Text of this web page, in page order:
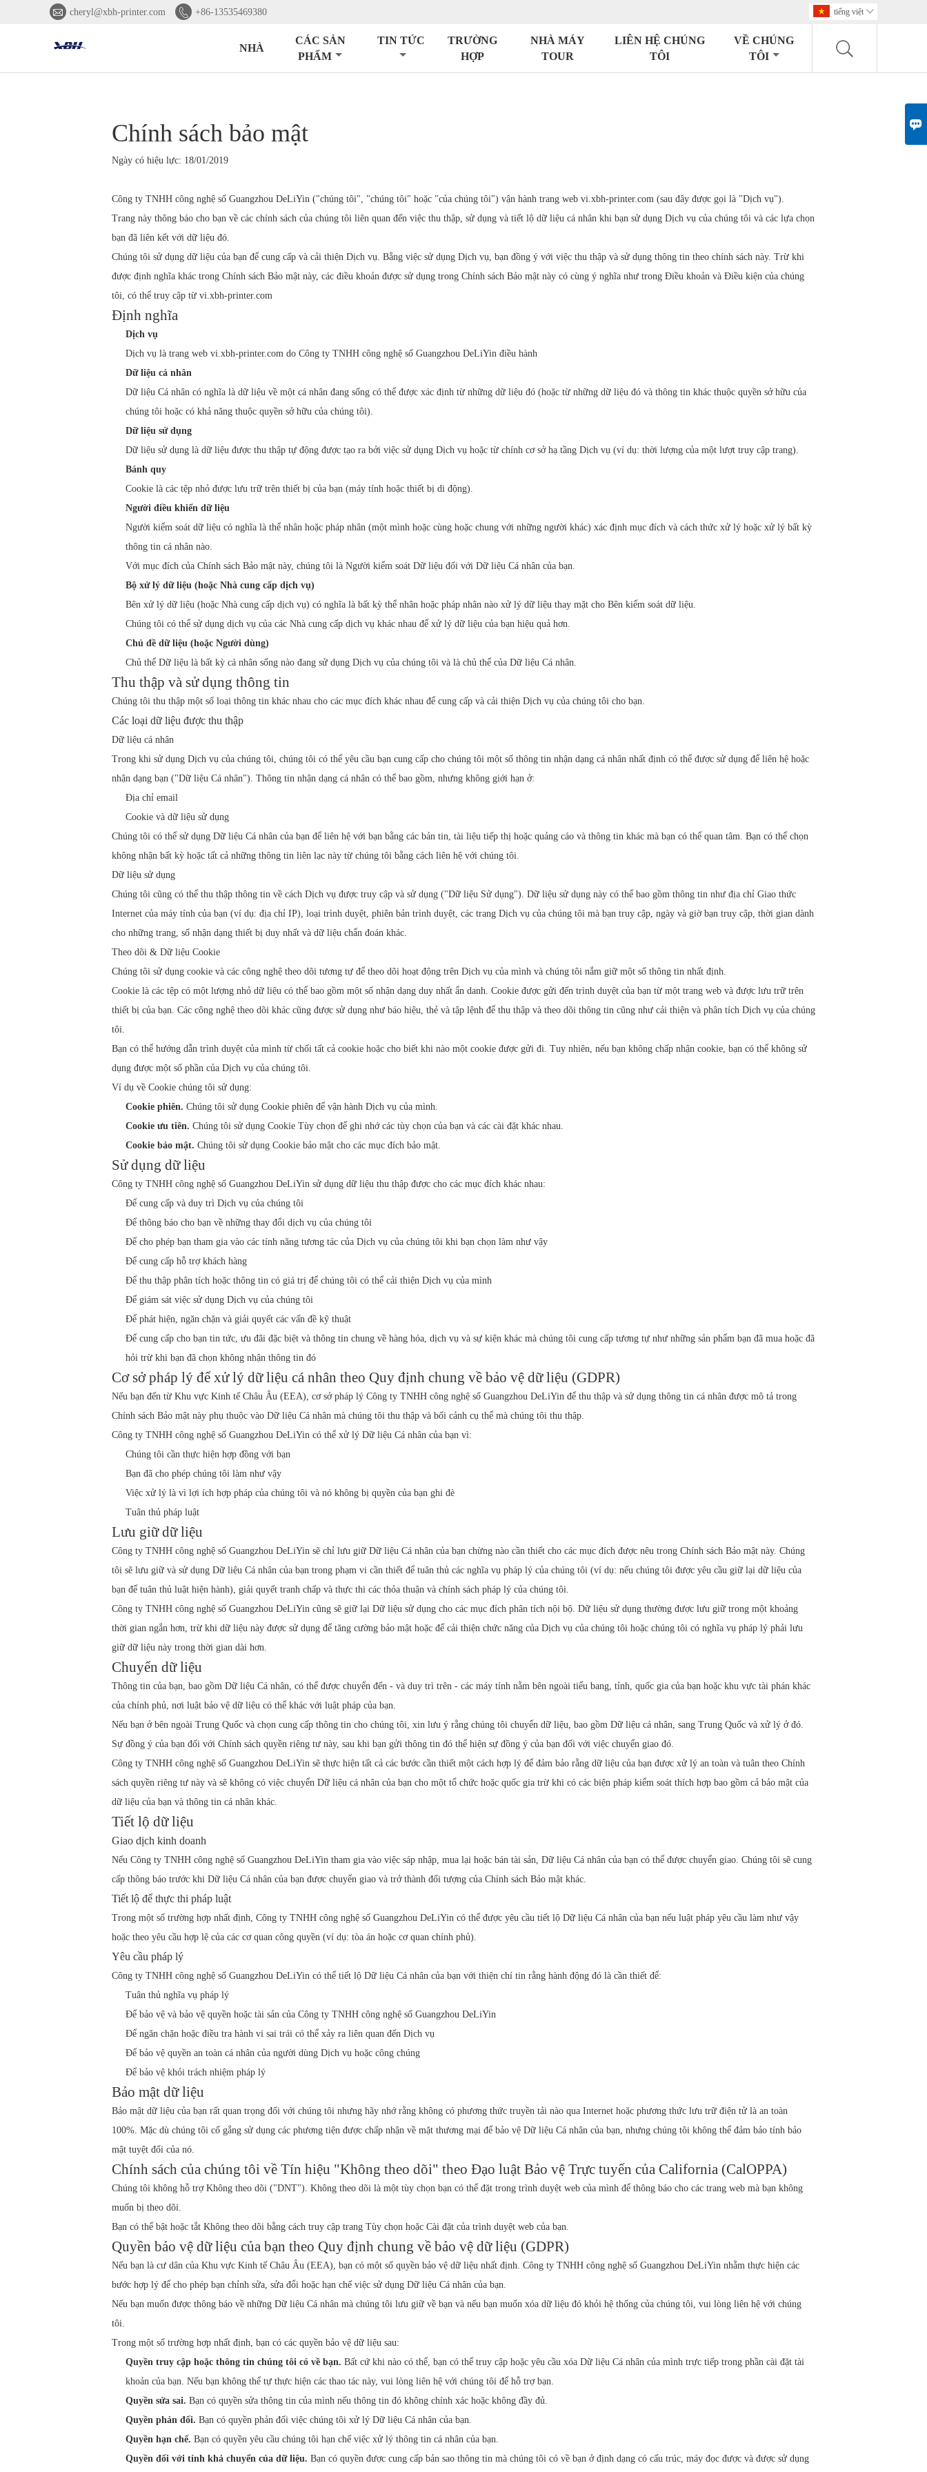

 cheryl@xbh-printer.com  +86-13535469380 tiếng việt 
NHÀ
CÁC SẢN
PHẨM
TIN TỨC
TRƯỜNG
HỢP
NHÀ MÁY
TOUR
LIÊN HỆ CHÚNG
TÔI
VỀ CHÚNG
TÔI
Chính sách bảo mật
Ngày có hiệu lực: 18/01/2019
Công ty TNHH công nghệ số Guangzhou DeLiYin ("chúng tôi", "chúng tôi" hoặc "của chúng tôi") vận hành trang web vi.xbh-printer.com (sau đây được gọi là "Dịch vụ").
Trang này thông báo cho bạn về các chính sách của chúng tôi liên quan đến việc thu thập, sử dụng và tiết lộ dữ liệu cá nhân khi bạn sử dụng Dịch vụ của chúng tôi và các lựa chọn
bạn đã liên kết với dữ liệu đó.
Chúng tôi sử dụng dữ liệu của bạn để cung cấp và cải thiện Dịch vụ. Bằng việc sử dụng Dịch vụ, bạn đồng ý với việc thu thập và sử dụng thông tin theo chính sách này. Trừ khi
được định nghĩa khác trong Chính sách Bảo mật này, các điều khoản được sử dụng trong Chính sách Bảo mật này có cùng ý nghĩa như trong Điều khoản và Điều kiện của chúng
tôi, có thể truy cập từ vi.xbh-printer.com
Định nghĩa
Dịch vụ
Dịch vụ là trang web vi.xbh-printer.com do Công ty TNHH công nghệ số Guangzhou DeLiYin điều hành
Dữ liệu cá nhân
Dữ liệu Cá nhân có nghĩa là dữ liệu về một cá nhân đang sống có thể được xác định từ những dữ liệu đó (hoặc từ những dữ liệu đó và thông tin khác thuộc quyền sở hữu của
chúng tôi hoặc có khả năng thuộc quyền sở hữu của chúng tôi).
Dữ liệu sử dụng
Dữ liệu sử dụng là dữ liệu được thu thập tự động được tạo ra bởi việc sử dụng Dịch vụ hoặc từ chính cơ sở hạ tầng Dịch vụ (ví dụ: thời lượng của một lượt truy cập trang).
Bánh quy
Cookie là các tệp nhỏ được lưu trữ trên thiết bị của bạn (máy tính hoặc thiết bị di động).
Người điều khiển dữ liệu
Người kiểm soát dữ liệu có nghĩa là thể nhân hoặc pháp nhân (một mình hoặc cùng hoặc chung với những người khác) xác định mục đích và cách thức xử lý hoặc xử lý bất kỳ
thông tin cá nhân nào.
Với mục đích của Chính sách Bảo mật này, chúng tôi là Người kiểm soát Dữ liệu đối với Dữ liệu Cá nhân của bạn.
Bộ xử lý dữ liệu (hoặc Nhà cung cấp dịch vụ)
Bên xử lý dữ liệu (hoặc Nhà cung cấp dịch vụ) có nghĩa là bất kỳ thể nhân hoặc pháp nhân nào xử lý dữ liệu thay mặt cho Bên kiểm soát dữ liệu.
Chúng tôi có thể sử dụng dịch vụ của các Nhà cung cấp dịch vụ khác nhau để xử lý dữ liệu của bạn hiệu quả hơn.
Chủ đề dữ liệu (hoặc Người dùng)
Chủ thể Dữ liệu là bất kỳ cá nhân sống nào đang sử dụng Dịch vụ của chúng tôi và là chủ thể của Dữ liệu Cá nhân.
Thu thập và sử dụng thông tin
Chúng tôi thu thập một số loại thông tin khác nhau cho các mục đích khác nhau để cung cấp và cải thiện Dịch vụ của chúng tôi cho bạn.
Các loại dữ liệu được thu thập
Dữ liệu cá nhân
Trong khi sử dụng Dịch vụ của chúng tôi, chúng tôi có thể yêu cầu bạn cung cấp cho chúng tôi một số thông tin nhận dạng cá nhân nhất định có thể được sử dụng để liên hệ hoặc
nhận dạng bạn ("Dữ liệu Cá nhân"). Thông tin nhận dạng cá nhân có thể bao gồm, nhưng không giới hạn ở:
Địa chỉ email
Cookie và dữ liệu sử dụng
Chúng tôi có thể sử dụng Dữ liệu Cá nhân của bạn để liên hệ với bạn bằng các bản tin, tài liệu tiếp thị hoặc quảng cáo và thông tin khác mà bạn có thể quan tâm. Bạn có thể chọn
không nhận bất kỳ hoặc tất cả những thông tin liên lạc này từ chúng tôi bằng cách liên hệ với chúng tôi.
Dữ liệu sử dụng
Chúng tôi cũng có thể thu thập thông tin về cách Dịch vụ được truy cập và sử dụng ("Dữ liệu Sử dụng"). Dữ liệu sử dụng này có thể bao gồm thông tin như địa chỉ Giao thức
Internet của máy tính của bạn (ví dụ: địa chỉ IP), loại trình duyệt, phiên bản trình duyệt, các trang Dịch vụ của chúng tôi mà bạn truy cập, ngày và giờ bạn truy cập, thời gian dành
cho những trang, số nhận dạng thiết bị duy nhất và dữ liệu chẩn đoán khác.
Theo dõi & Dữ liệu Cookie
Chúng tôi sử dụng cookie và các công nghệ theo dõi tương tự để theo dõi hoạt động trên Dịch vụ của mình và chúng tôi nắm giữ một số thông tin nhất định.
Cookie là các tệp có một lượng nhỏ dữ liệu có thể bao gồm một số nhận dạng duy nhất ẩn danh. Cookie được gửi đến trình duyệt của bạn từ một trang web và được lưu trữ trên
thiết bị của bạn. Các công nghệ theo dõi khác cũng được sử dụng như báo hiệu, thẻ và tập lệnh để thu thập và theo dõi thông tin cũng như cải thiện và phân tích Dịch vụ của chúng
tôi.
Bạn có thể hướng dẫn trình duyệt của mình từ chối tất cả cookie hoặc cho biết khi nào một cookie được gửi đi. Tuy nhiên, nếu bạn không chấp nhận cookie, bạn có thể không sử
dụng được một số phần của Dịch vụ của chúng tôi.
Ví dụ về Cookie chúng tôi sử dụng:
Cookie phiên. Chúng tôi sử dụng Cookie phiên để vận hành Dịch vụ của mình.
Cookie ưu tiên. Chúng tôi sử dụng Cookie Tùy chọn để ghi nhớ các tùy chọn của bạn và các cài đặt khác nhau.
Cookie bảo mật. Chúng tôi sử dụng Cookie bảo mật cho các mục đích bảo mật.
Sử dụng dữ liệu
Công ty TNHH công nghệ số Guangzhou DeLiYin sử dụng dữ liệu thu thập được cho các mục đích khác nhau:
Để cung cấp và duy trì Dịch vụ của chúng tôi
Để thông báo cho bạn về những thay đổi dịch vụ của chúng tôi
Để cho phép bạn tham gia vào các tính năng tương tác của Dịch vụ của chúng tôi khi bạn chọn làm như vậy
Để cung cấp hỗ trợ khách hàng
Để thu thập phân tích hoặc thông tin có giá trị để chúng tôi có thể cải thiện Dịch vụ của mình
Để giám sát việc sử dụng Dịch vụ của chúng tôi
Để phát hiện, ngăn chặn và giải quyết các vấn đề kỹ thuật
Để cung cấp cho bạn tin tức, ưu đãi đặc biệt và thông tin chung về hàng hóa, dịch vụ và sự kiện khác mà chúng tôi cung cấp tương tự như những sản phẩm bạn đã mua hoặc đã
hỏi trừ khi bạn đã chọn không nhận thông tin đó
Cơ sở pháp lý để xử lý dữ liệu cá nhân theo Quy định chung về bảo vệ dữ liệu (GDPR)
Nếu bạn đến từ Khu vực Kinh tế Châu Âu (EEA), cơ sở pháp lý Công ty TNHH công nghệ số Guangzhou DeLiYin để thu thập và sử dụng thông tin cá nhân được mô tả trong
Chính sách Bảo mật này phụ thuộc vào Dữ liệu Cá nhân mà chúng tôi thu thập và bối cảnh cụ thể mà chúng tôi thu thập.
Công ty TNHH công nghệ số Guangzhou DeLiYin có thể xử lý Dữ liệu Cá nhân của bạn vì:
Chúng tôi cần thực hiện hợp đồng với bạn
Bạn đã cho phép chúng tôi làm như vậy
Việc xử lý là vì lợi ích hợp pháp của chúng tôi và nó không bị quyền của bạn ghi đè
Tuân thủ pháp luật
Lưu giữ dữ liệu
Công ty TNHH công nghệ số Guangzhou DeLiYin sẽ chỉ lưu giữ Dữ liệu Cá nhân của bạn chừng nào cần thiết cho các mục đích được nêu trong Chính sách Bảo mật này. Chúng
tôi sẽ lưu giữ và sử dụng Dữ liệu Cá nhân của bạn trong phạm vi cần thiết để tuân thủ các nghĩa vụ pháp lý của chúng tôi (ví dụ: nếu chúng tôi được yêu cầu giữ lại dữ liệu của
bạn để tuân thủ luật hiện hành), giải quyết tranh chấp và thực thi các thỏa thuận và chính sách pháp lý của chúng tôi.
Công ty TNHH công nghệ số Guangzhou DeLiYin cũng sẽ giữ lại Dữ liệu sử dụng cho các mục đích phân tích nội bộ. Dữ liệu sử dụng thường được lưu giữ trong một khoảng
thời gian ngắn hơn, trừ khi dữ liệu này được sử dụng để tăng cường bảo mật hoặc để cải thiện chức năng của Dịch vụ của chúng tôi hoặc chúng tôi có nghĩa vụ pháp lý phải lưu
giữ dữ liệu này trong thời gian dài hơn.
Chuyển dữ liệu
Thông tin của bạn, bao gồm Dữ liệu Cá nhân, có thể được chuyển đến - và duy trì trên - các máy tính nằm bên ngoài tiểu bang, tỉnh, quốc gia của bạn hoặc khu vực tài phán khác
của chính phủ, nơi luật bảo vệ dữ liệu có thể khác với luật pháp của bạn.
Nếu bạn ở bên ngoài Trung Quốc và chọn cung cấp thông tin cho chúng tôi, xin lưu ý rằng chúng tôi chuyển dữ liệu, bao gồm Dữ liệu cá nhân, sang Trung Quốc và xử lý ở đó.
Sự đồng ý của bạn đối với Chính sách quyền riêng tư này, sau khi bạn gửi thông tin đó thể hiện sự đồng ý của bạn đối với việc chuyển giao đó.
Công ty TNHH công nghệ số Guangzhou DeLiYin sẽ thực hiện tất cả các bước cần thiết một cách hợp lý để đảm bảo rằng dữ liệu của bạn được xử lý an toàn và tuân theo Chính
sách quyền riêng tư này và sẽ không có việc chuyển Dữ liệu cá nhân của bạn cho một tổ chức hoặc quốc gia trừ khi có các biện pháp kiểm soát thích hợp bao gồm cả bảo mật của
dữ liệu của bạn và thông tin cá nhân khác.
Tiết lộ dữ liệu
Giao dịch kinh doanh
Nếu Công ty TNHH công nghệ số Guangzhou DeLiYin tham gia vào việc sáp nhập, mua lại hoặc bán tài sản, Dữ liệu Cá nhân của bạn có thể được chuyển giao. Chúng tôi sẽ cung
cấp thông báo trước khi Dữ liệu Cá nhân của bạn được chuyển giao và trở thành đối tượng của Chính sách Bảo mật khác.
Tiết lộ để thực thi pháp luật
Trong một số trường hợp nhất định, Công ty TNHH công nghệ số Guangzhou DeLiYin có thể được yêu cầu tiết lộ Dữ liệu Cá nhân của bạn nếu luật pháp yêu cầu làm như vậy
hoặc theo yêu cầu hợp lệ của các cơ quan công quyền (ví dụ: tòa án hoặc cơ quan chính phủ).
Yêu cầu pháp lý
Công ty TNHH công nghệ số Guangzhou DeLiYin có thể tiết lộ Dữ liệu Cá nhân của bạn với thiện chí tin rằng hành động đó là cần thiết để:
Tuân thủ nghĩa vụ pháp lý
Để bảo vệ và bảo vệ quyền hoặc tài sản của Công ty TNHH công nghệ số Guangzhou DeLiYin
Để ngăn chặn hoặc điều tra hành vi sai trái có thể xảy ra liên quan đến Dịch vụ
Để bảo vệ quyền an toàn cá nhân của người dùng Dịch vụ hoặc công chúng
Để bảo vệ khỏi trách nhiệm pháp lý
Bảo mật dữ liệu
Bảo mật dữ liệu của bạn rất quan trọng đối với chúng tôi nhưng hãy nhớ rằng không có phương thức truyền tải nào qua Internet hoặc phương thức lưu trữ điện tử là an toàn
100%. Mặc dù chúng tôi cố gắng sử dụng các phương tiện được chấp nhận về mặt thương mại để bảo vệ Dữ liệu Cá nhân của bạn, nhưng chúng tôi không thể đảm bảo tính bảo
mật tuyệt đối của nó.
Chính sách của chúng tôi về Tín hiệu "Không theo dõi" theo Đạo luật Bảo vệ Trực tuyến của California (CalOPPA)
Chúng tôi không hỗ trợ Không theo dõi ("DNT"). Không theo dõi là một tùy chọn bạn có thể đặt trong trình duyệt web của mình để thông báo cho các trang web mà bạn không
muốn bị theo dõi.
Bạn có thể bật hoặc tắt Không theo dõi bằng cách truy cập trang Tùy chọn hoặc Cài đặt của trình duyệt web của bạn.
Quyền bảo vệ dữ liệu của bạn theo Quy định chung về bảo vệ dữ liệu (GDPR)
Nếu bạn là cư dân của Khu vực Kinh tế Châu Âu (EEA), bạn có một số quyền bảo vệ dữ liệu nhất định. Công ty TNHH công nghệ số Guangzhou DeLiYin nhằm thực hiện các
bước hợp lý để cho phép bạn chỉnh sửa, sửa đổi hoặc hạn chế việc sử dụng Dữ liệu Cá nhân của bạn.
Nếu bạn muốn được thông báo về những Dữ liệu Cá nhân mà chúng tôi lưu giữ về bạn và nếu bạn muốn xóa dữ liệu đó khỏi hệ thống của chúng tôi, vui lòng liên hệ với chúng
tôi.
Trong một số trường hợp nhất định, bạn có các quyền bảo vệ dữ liệu sau:
Quyền truy cập hoặc thông tin chúng tôi có về bạn. Bất cứ khi nào có thể, bạn có thể truy cập hoặc yêu cầu xóa Dữ liệu Cá nhân của mình trực tiếp trong phần cài đặt tài
khoản của bạn. Nếu bạn không thể tự thực hiện các thao tác này, vui lòng liên hệ với chúng tôi để hỗ trợ bạn.
Quyền sửa sai. Bạn có quyền sửa thông tin của mình nếu thông tin đó không chính xác hoặc không đầy đủ.
Quyền phản đối. Bạn có quyền phản đối việc chúng tôi xử lý Dữ liệu Cá nhân của bạn.
Quyền hạn chế. Bạn có quyền yêu cầu chúng tôi hạn chế việc xử lý thông tin cá nhân của bạn.
Quyền đối với tính khả chuyển của dữ liệu. Bạn có quyền được cung cấp bản sao thông tin mà chúng tôi có về bạn ở định dạng có cấu trúc, máy đọc được và được sử dụng